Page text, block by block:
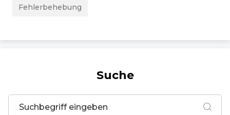
Fehlerbehebung
Suche